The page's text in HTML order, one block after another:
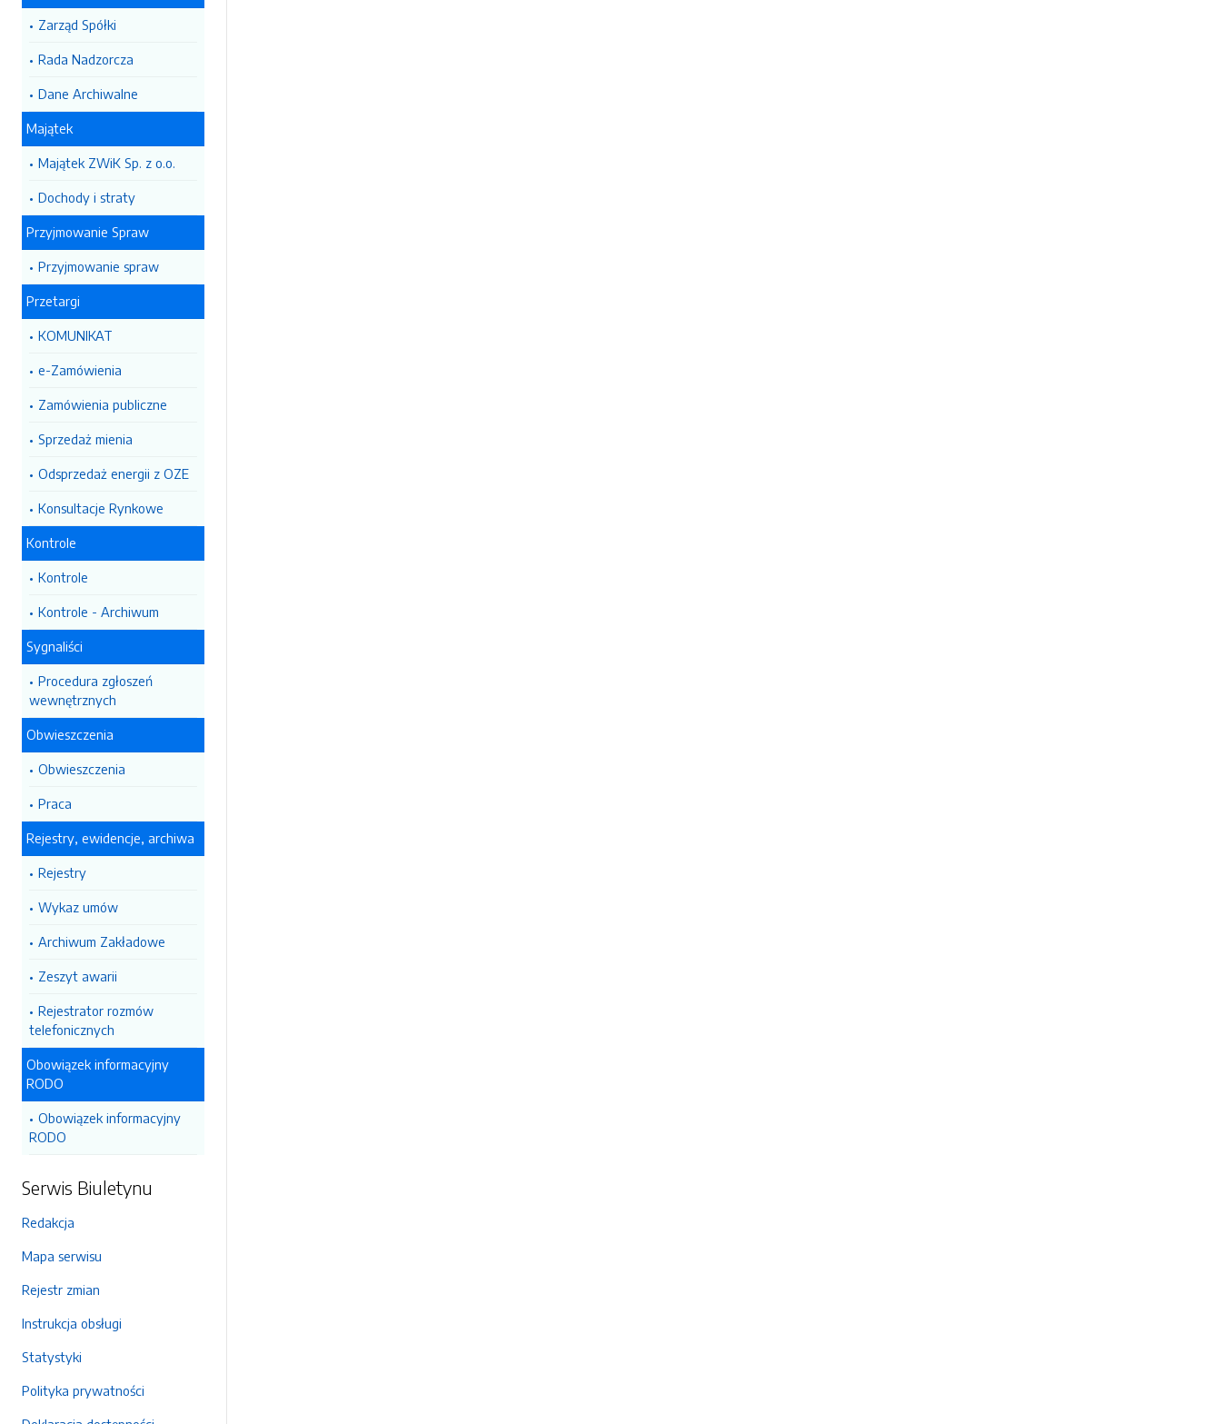
Zarząd Spółki
Rada Nadzorcza
Dane Archiwalne
Majątek
Majątek ZWiK Sp. z o.o.
Dochody i straty
Przyjmowanie Spraw
Przyjmowanie spraw
Przetargi
KOMUNIKAT
e-Zamówienia
Zamówienia publiczne
Sprzedaż mienia
Odsprzedaż energii z OZE
Konsultacje Rynkowe
Kontrole
Kontrole
Kontrole - Archiwum
Sygnaliści
Procedura zgłoszeń
wewnętrznych
Obwieszczenia
Obwieszczenia
Praca
Rejestry, ewidencje, archiwa
Rejestry
Wykaz umów
Archiwum Zakładowe
Zeszyt awarii
Rejestrator rozmów
telefonicznych
Obowiązek informacyjny
RODO
Obowiązek informacyjny
RODO
Serwis Biuletynu
Redakcja
Mapa serwisu
Rejestr zmian
Instrukcja obsługi
Statystyki
Polityka prywatności